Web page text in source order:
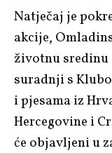
Natječaj je
akcije,
životnu sredinu
suradnji s
i pjesama iz
Hercegovine i
će objavljeni u